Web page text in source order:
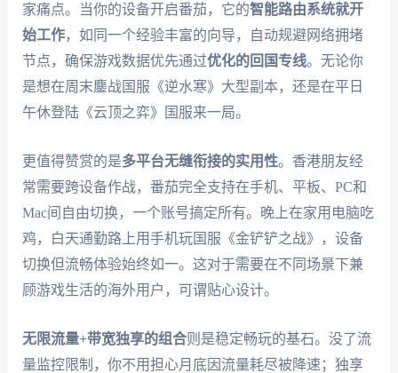
家痛点。当你的设备开启番茄，它的智能路由系统就开
始工作，如同一个经验丰富的向导，自动规避网络拥堵
节点，确保游戏数据优先通过优化的回国专线。无论你
是想在周末鏖战国服《逆水寒》大型副本，还是在平日
午休登陆《云顶之弈》国服来一局。
更值得赞赏的是多平台无缝衔接的实用性。香港朋友经
常需要跨设备作战，番茄完全支持在手机、平板、PC和
Mac间自由切换，一个账号搞定所有。晚上在家用电脑吃
鸡，白天通勤路上用手机玩国服《金铲铲之战》，设备
切换但流畅体验始终如一。这对于需要在不同场景下兼
顾游戏生活的海外用户，可谓贴心设计。
无限流量+带宽独享的组合则是稳定畅玩的基石。没了流
量监控限制，你不用担心月底因流量耗尽被降速；独享